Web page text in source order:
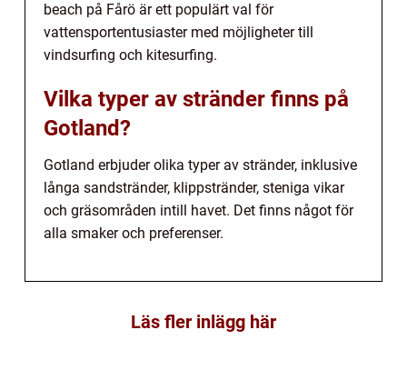
beach på Fårö är ett populärt val för
vattensportentusiaster med möjligheter till
vindsurfing och kitesurfing.
Vilka typer av stränder finns på
Gotland?
Gotland erbjuder olika typer av stränder, inklusive
långa sandstränder, klippstränder, steniga vikar
och gräsområden intill havet. Det finns något för
alla smaker och preferenser.
Läs fler inlägg här